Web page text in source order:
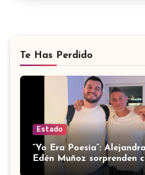
Te Has Perdido
Estado
“Yo Era Poesía”:
Edén Muñoz sorprenden
nueva colaboración